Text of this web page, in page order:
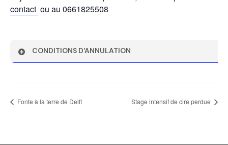
contact ou au 0661825508
CONDITIONS D'ANNULATION
moins 3 inscrits. Dans ce cas, vous serez informé
début du cours et le montant total payé vous sera soit
Fonte à la terre de Delft Stage intensif de cire perdue